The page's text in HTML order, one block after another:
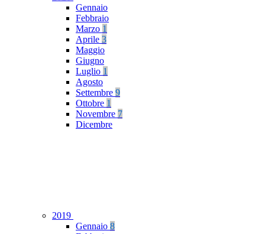
Gennaio
Febbraio
Marzo 1
Aprile 3
Maggio
Giugno
Luglio 1
Agosto
Settembre 9
Ottobre 1
Novembre 7
Dicembre
2019
Gennaio 8